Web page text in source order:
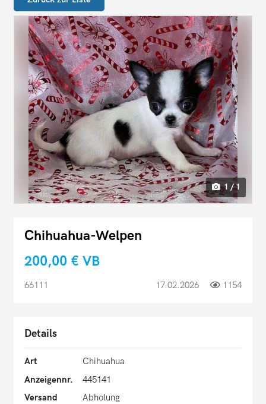
1 / 1
Chihuahua-Welpen
200,00 € VB
66111 17.02.2026 1154
Details
Art
Chihuahua
Anzeigennr.
445141
Versand
Abholung